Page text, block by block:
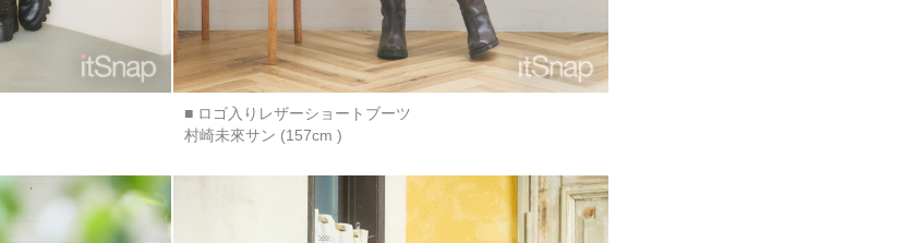
■ ロゴ入りレザーショートブーツ
村崎未來サン (157cm )